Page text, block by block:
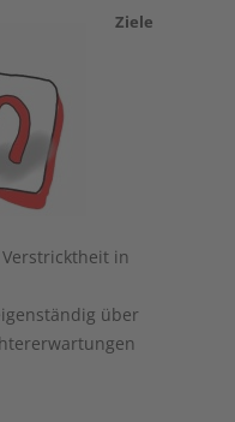
Ziele
in
über